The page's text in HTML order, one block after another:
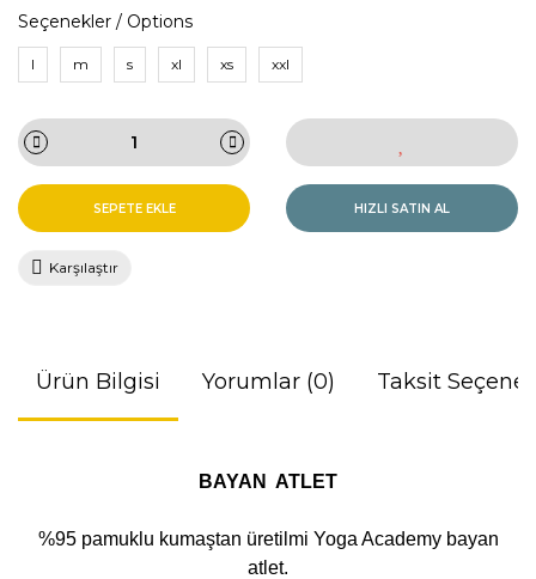
Seçenekler / Options
l m s xl xs xxl
SEPETE EKLE HIZLI SATIN AL
Karşılaştır
Ürün Bilgisi Yorumlar (0) Taksit
BAYAN ATLET
%95 pamuklu kumaştan üretilmi Yoga Academy bayan
atlet.